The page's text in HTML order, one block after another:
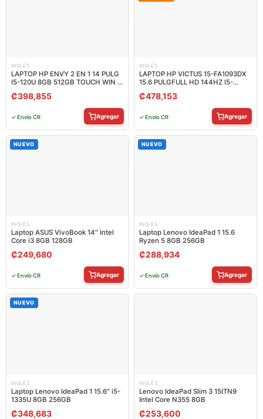
INGLÉS
LAPTOP HP ENVY 2 EN 1 14 PULG
I5-120U 8GB 512GB TOUCH WIN 11
INGLES 14-ES1013DX
₡398,855
✓ Envío CR Agregar
INGLÉS
LAPTOP HP VICTUS 15-FA1093DX
15.6 PULGFULL HD 144HZ I5-
13420H 8GB 512GB SSD T.V.
NVIDIA GEFORCE RTX3050 6GB
₡478,153
✓ Envío CR Agregar
NUEVO
INGLÉS
Laptop ASUS VivoBook 14″ Intel
Core i3 8GB 128GB
₡249,680
✓ Envío CR Agregar
NUEVO
INGLÉS
Laptop Lenovo IdeaPad 1 15.6
Ryzen 5 8GB 256GB
₡288,934
✓ Envío CR Agregar
NUEVO
INGLÉS
Laptop Lenovo IdeaPad 1 15.6″ i5-
1335U 8GB 256GB
₡348,683
INGLÉS
Lenovo IdeaPad Slim 3 15ITN9
Intel Core N355 8GB
₡253,600